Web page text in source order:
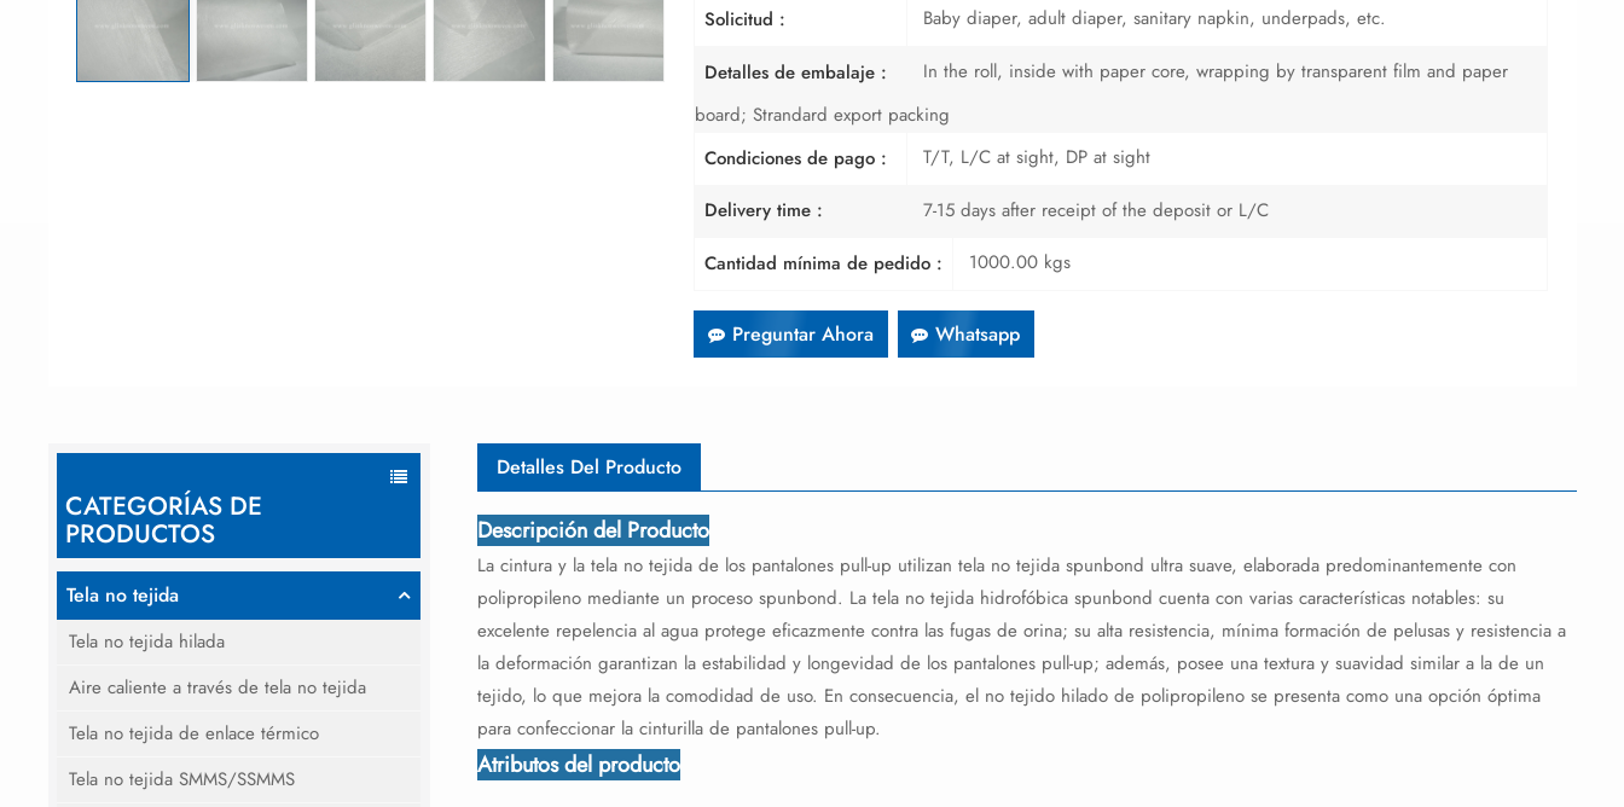
Solicitud : Baby diaper, adult diaper, sanitary napkin, underpads, etc.
Detalles de embalaje :
In the roll, inside with paper core, wrapping by transparent film and paper
board; Strandard export packing
Condiciones de pago :
T/T, L/C at sight, DP at sight
Delivery time : 7-15 days after receipt of the deposit or L/C
Cantidad mínima de pedido : 1000.00 kgs
Preguntar Ahora Whatsapp
CATEGORÍAS DE
PRODUCTOS
Tela no tejida
Tela no tejida hilada
Aire caliente a través de tela no tejida
Tela no tejida de enlace térmico
Tela no tejida SMMS/SSMMS
Detalles Del Producto
Descripción del Producto
La cintura y la tela no tejida de los pantalones pull-up utilizan tela no tejida spunbond ultra suave, elaborada predominantemente con
polipropileno mediante un proceso spunbond. La tela no tejida hidrofóbica spunbond cuenta con varias características notables: su
excelente repelencia al agua protege eficazmente contra las fugas de orina; su alta resistencia, mínima formación de pelusas y resistencia a
la deformación garantizan la estabilidad y longevidad de los pantalones pull-up; además, posee una textura y suavidad similar a la de un
tejido, lo que mejora la comodidad de uso. En consecuencia, el no tejido hilado de polipropileno se presenta como una opción óptima
para confeccionar la cinturilla de pantalones pull-up.
Atributos del producto